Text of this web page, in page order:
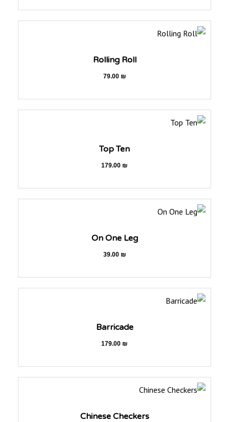
Rolling Roll
79.00₪
Top Ten
179.00₪
On One Leg
39.00₪
Barricade
179.00₪
Chinese Checkers